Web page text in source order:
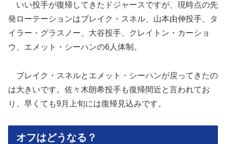
いい投手が復帰してきたドジャースですが、現時点の先
発ローテーションはブレイク・スネル、山本由伸投手、タ
イラー・グラスノー、大谷投手、クレイトン・カーショ
ウ、エメット・シーハンの6人体制。
ブレイク・スネルとエメット・シーハンが戻ってきたの
は大きいです。佐々木朗希投手も復帰間近と言われてお
り、早くても9月上旬には復帰見込みです。
オフはどうなる？